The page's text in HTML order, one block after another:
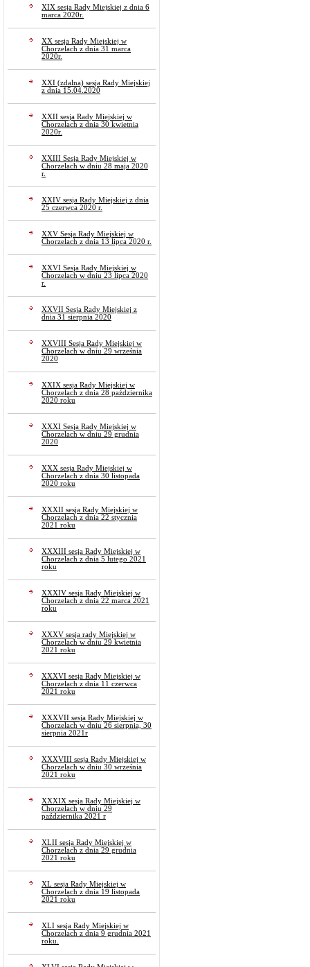
XIX sesja Rady Miejskiej z dnia 6
marca 2020r.
XX sesja Rady Miejskiej w
Chorzelach z dnia 31 marca
2020r.
XXI (zdalna) sesja Rady Miejskiej
z dnia 15.04.2020
XXII sesja Rady Miejskiej w
Chorzelach z dnia 30 kwietnia
2020r.
XXIII Sesja Rady Miejskiej w
Chorzelach w dniu 28 maja 2020
r.
XXIV sesja Rady Miejskiej z dnia
25 czerwca 2020 r.
XXV Sesja Rady Miejskiej w
Chorzelach z dnia 13 lipca 2020 r.
XXVI Sesja Rady Miejskiej w
Chorzelach w dniu 23 lipca 2020
r.
XXVII Sesja Rady Miejskiej z
dnia 31 sierpnia 2020
XXVIII Sesja Rady Miejskiej w
Chorzelach w dniu 29 września
2020
XXIX sesja Rady Miejskiej w
Chorzelach z dnia 28 października
2020 roku
XXXI Sesja Rady Miejskiej w
Chorzelach w dniu 29 grudnia
2020
XXX sesja Rady Miejskiej w
Chorzelach z dnia 30 listopada
2020 roku
XXXII sesja Rady Miejskiej w
Chorzelach z dnia 22 stycznia
2021 roku
XXXIII sesja Rady Miejskiej w
Chorzelach z dnia 5 lutego 2021
roku
XXXIV sesja Rady Miejskiej w
Chorzelach z dnia 22 marca 2021
roku
XXXV sesja rady Miejskiej w
Chorzelach w dniu 29 kwietnia
2021 roku
XXXVI sesja Rady Miejskiej w
Chorzelach z dnia 11 czerwca
2021 roku
XXXVII sesja Rady Miejskiej w
Chorzelach w dniu 26 sierpnia, 30
sierpnia 2021r
XXXVIII sesja Rady Miejskiej w
Chorzelach w dniu 30 września
2021 roku
XXXIX sesja Rady Miejskiej w
Chorzelach w dniu 29
października 2021 r
XLII sesja Rady Miejskiej w
Chorzelach z dnia 29 grudnia
2021 roku
XL sesja Rady Miejskiej w
Chorzelach z dnia 19 listopada
2021 roku
XLI sesja Rady Miejskiej w
Chorzelach z dnia 9 grudnia 2021
roku.